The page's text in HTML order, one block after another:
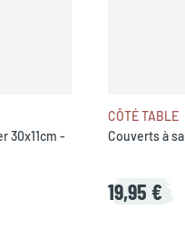
30x11cm -
CÔTÉ TABLE
Couverts à
19,95 €